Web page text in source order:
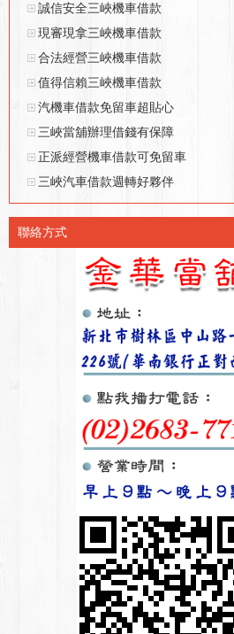
誠信安全三峽機車借款
現審現拿三峽機車借款
合法經營三峽機車借款
值得信賴三峽機車借款
汽機車借款免留車超貼心
三峽當舖辦理借錢有保障
正派經營機車借款可免留車
三峽汽車借款週轉好夥伴
聯絡方式